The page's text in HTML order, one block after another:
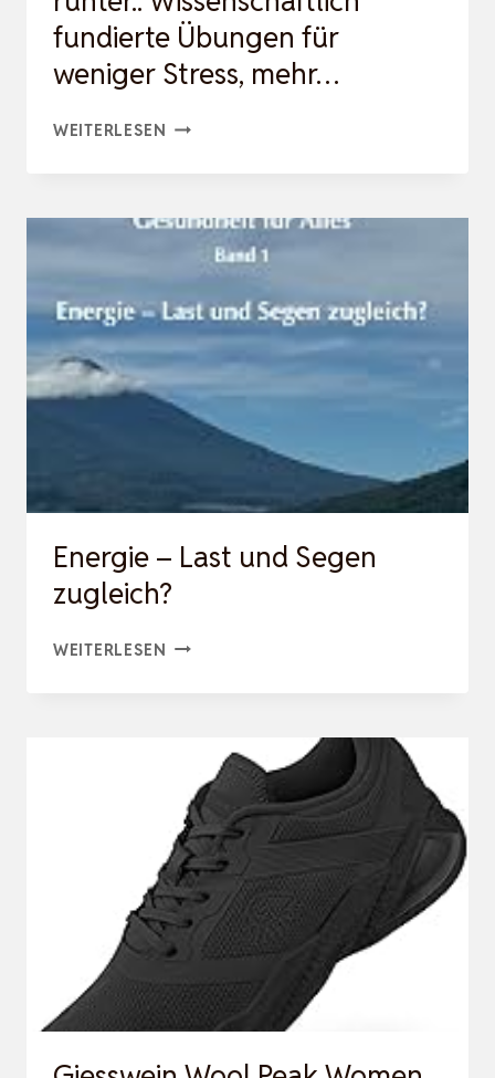
fundierte Übungen für
weniger Stress, mehr…
WEITERLESEN ENERGIE
RUNTER.:
WISSENSCHAFTLICH
ÜBUNGEN
FÜR
WENIGER
STRESS,
Energie – Last und Segen
zugleich?
WEITERLESEN ENERGIE
SEGEN
ZUGLEICH?